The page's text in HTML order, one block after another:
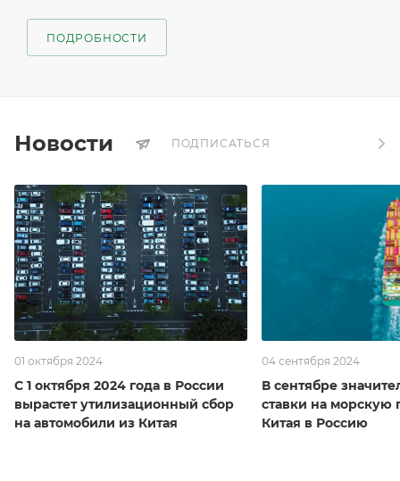
ПОДРОБНОСТИ
Новости ПОДПИСАТЬСЯ
01 октября 2024
С 1 октября 2024 года в России
вырастет утилизационный сбор
на автомобили из Китая
04 сентября 2024
В сентябре
ставки на морскую
Китая в Россию